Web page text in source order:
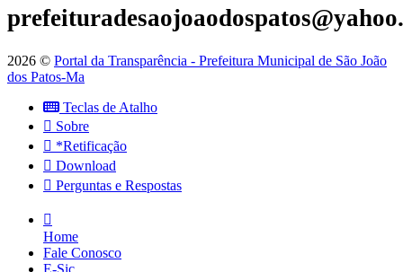
2026 © Portal da Transparência - Prefeitura Municipal de São João
dos Patos-Ma
Teclas de Atalho
Sobre
*Retificação
Download
Perguntas e Respostas
Home
Fale Conosco
E-Sic